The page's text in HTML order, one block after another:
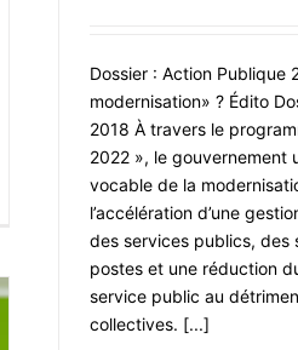
Dossier : Action Publique
modernisation» ? Édito
2018 À travers le
2022 », le gouvernement
vocable de la
l’accélération d’une
des services publics, des
postes et une réduction
service public au
collectives. [...]